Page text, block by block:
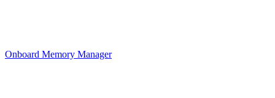
Onboard Memory Manager